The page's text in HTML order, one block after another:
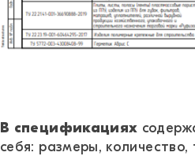
В спецификациях
себя: размеры,